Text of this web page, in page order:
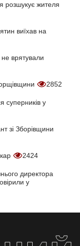
розшукує жителя
виїхав на
врятували
2852
суперників у
зі Зборівщини
2424
директора
у